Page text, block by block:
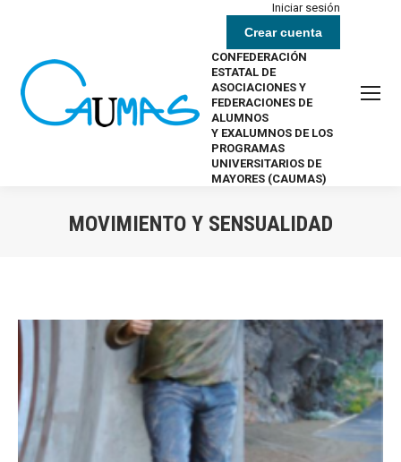
Iniciar sesión
Crear cuenta
CONFEDERACIÓN
ESTATAL DE
ASOCIACIONES Y
FEDERACIONES DE
ALUMNOS
Y EXALUMNOS DE LOS
PROGRAMAS
UNIVERSITARIOS DE
MAYORES (CAUMAS)
MOVIMIENTO Y SENSUALIDAD